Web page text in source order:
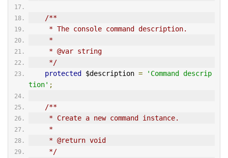
/**
     * The console command description.
     *
     * @var string
     */
protected
$description =
'Command descrip
tion' ;
/**
     * Create a new command instance.
     *
     * @return void
     */